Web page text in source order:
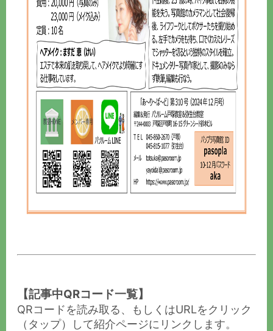
【記事中QRコード一覧】
QRコードを読み取る、もしくはURLをクリック
（タップ）して紹介ページにリンクします。